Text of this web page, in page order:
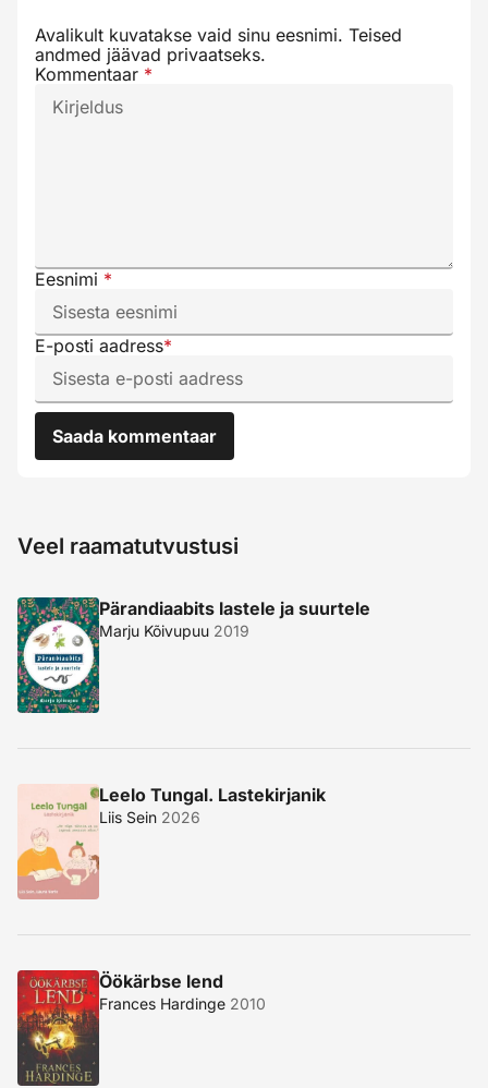
Avalikult kuvatakse vaid sinu eesnimi. Teised
andmed jäävad privaatseks.
Kommentaar *
Eesnimi *
E-posti aadress*
Saada kommentaar
Veel raamatutvustusi
Pärandiaabits lastele ja suurtele
Marju Kõivupuu 2019
Leelo Tungal. Lastekirjanik
Liis Sein 2026
Öökärbse lend
Frances Hardinge 2010